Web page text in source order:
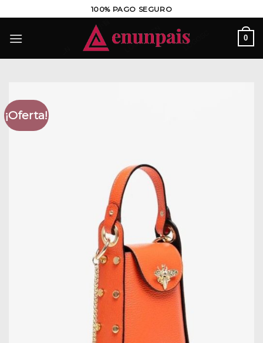
al
contenido
100% PAGO SEGURO
0
¡Oferta!